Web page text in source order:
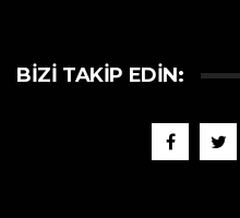
BIZI TAKIP EDIN: